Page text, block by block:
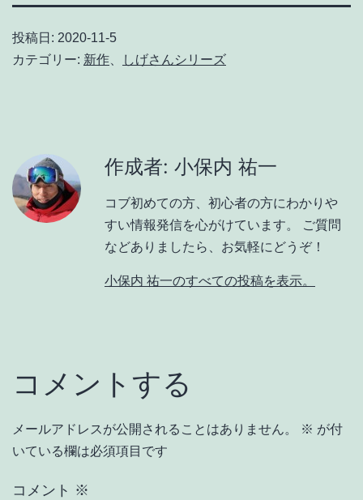
投稿日: 2020-11-5
カテゴリー: 新作 しげさんシリーズ
作成者: 小保内 祐一
コブ初めての方、初心者の方にわかりや
すい情報発信を心がけています。 ご質問
などありましたら、お気軽にどうぞ！
小保内 祐一のすべての投稿を表示。
コメントする
メールアドレスが公開されることはありません。 ※ が付
いている欄は必須項目です
コメント ※